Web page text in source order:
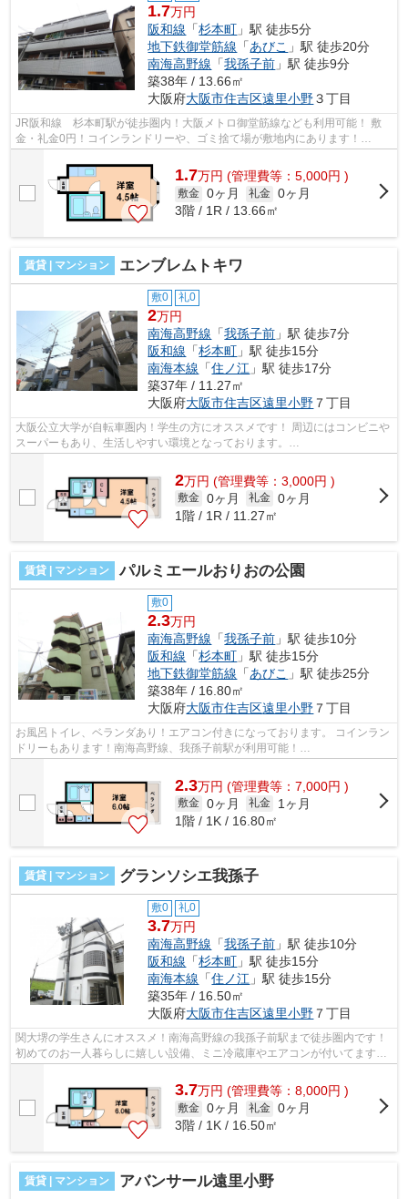
1.7万円
阪和線 「杉本町 」駅 徒歩5分
地下鉄御堂筋線 「あびこ 」駅 徒歩20分
南海高野線 「我孫子前 」駅 徒歩9分
築38年 / 13.66㎡
大阪府大阪市住吉区遠里小野３丁目
JR阪和線 杉本町駅が徒歩圏内！大阪メトロ御堂筋線なども利用可能！ 敷
金・礼金0円！コインランドリーや、ゴミ捨て場が敷地内にあります！
■□■□■□■□■□■□■□■□■□■□■□■□■□■□■□■□■□■□■□...
1.7万円 (管理費等：5,000円 )
敷金 0ヶ月 礼金 0ヶ月
3階 / 1R / 13.66㎡
賃貸 | マンション エンブレムトキワ
敷0 礼0
2万円
南海高野線 「我孫子前 」駅 徒歩7分
阪和線 「杉本町 」駅 徒歩15分
南海本線 「住ノ江 」駅 徒歩17分
築37年 / 11.27㎡
大阪府大阪市住吉区遠里小野 ７丁目
大阪公立大学が自転車圏内！学生の方にオススメです！ 周辺にはコンビニや
スーパーもあり、生活しやすい環境となっております。
2万円 (管理費等：3,000円 )
敷金 0ヶ月 礼金 0ヶ月
1階 / 1R / 11.27㎡
賃貸 | マンション パルミエールおりおの公園
敷0
2.3万円
南海高野線 「我孫子前 」駅 徒歩10分
阪和線 「杉本町 」駅 徒歩15分
地下鉄御堂筋線 「あびこ 」駅 徒歩25分
築38年 / 16.80㎡
大阪府大阪市住吉区遠里小野 ７丁目
お風呂トイレ、ベランダあり！エアコン付きになっております。 コインラン
ドリーもあります！南海高野線、我孫子前駅が利用可能！
2.3万円 (管理費等：7,000円 )
敷金 0ヶ月 礼金
1ヶ月
1階 / 1K / 16.80㎡
賃貸 | マンション グランソシエ我孫子
敷0 礼0
3.7万円
南海高野線 「我孫子前 」駅 徒歩10分
阪和線 「杉本町 」駅 徒歩15分
南海本線 「住ノ江 」駅 徒歩15分
築35年 / 16.50㎡
大阪府大阪市住吉区遠里小野 ７丁目
関大堺の学生さんにオススメ！南海高野線の我孫子前駅まで徒歩圏内です！
初めてのお一人暮らしに嬉しい設備、ミニ冷蔵庫やエアコンが付いてます！
■□■□■□■□■□■□■□■□■□■□■□■□■□■□■□■...
3.7万円 (管理費等：8,000円 )
敷金 0ヶ月 礼金 0ヶ月
3階 / 1K / 16.50㎡
賃貸 | マンション アバンサール遠里小野